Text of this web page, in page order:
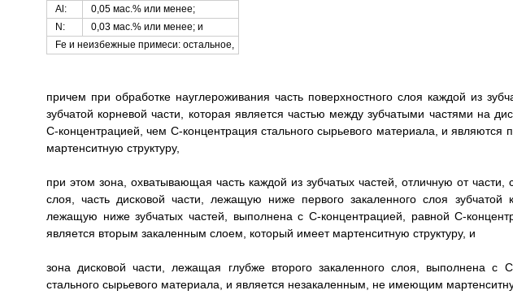
Al:
0,05 мас.% или менее;
N:
0,03 мас.% или менее; и
Fe и неизбежные примеси: остальное,
причем при обработке науглероживания часть поверхностного слоя каждой из
зубчатой корневой части, которая является частью между зубчатыми частями на
С-концентрацией, чем С-концентрация стального сырьевого материала, и
мартенситную структуру,
при этом зона, охватывающая часть каждой из зубчатых частей, отличную от части,
слоя, часть дисковой части, лежащую ниже первого закаленного слоя зубчатой
лежащую ниже зубчатых частей, выполнена с С-концентрацией, равной С-
является вторым закаленным слоем, который имеет мартенситную структуру, и
зона дисковой части, лежащая глубже второго закаленного слоя, выполнена с
стального сырьевого материала, и является незакаленным, не имеющим